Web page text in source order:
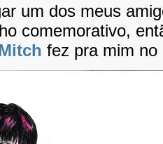
um dos meus
comemorativo,
fez pra mim